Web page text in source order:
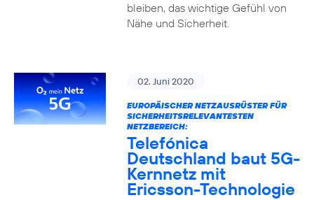
bleiben, das wichtige Gefühl von
Nähe und Sicherheit.
02. Juni 2020
EUROPÄISCHER NETZAUSRÜSTER FÜR
SICHERHEITSRELEVANTESTEN
NETZBEREICH:
Telefónica
Deutschland baut 5G-
Kernnetz mit
Ericsson-Technologie